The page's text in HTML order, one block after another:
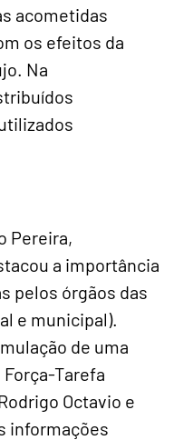
acometidas
os efeitos da
Na
Pereira,
a importância
pelos órgãos das
e municipal).
de uma
Tarefa
Octavio e
informações